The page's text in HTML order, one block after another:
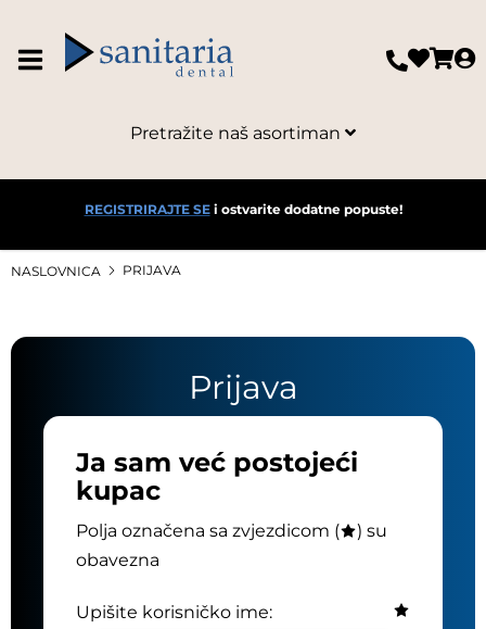
Pretražite naš asortiman
REGISTRIRAJTE SEi ostvarite dodatne popuste!
NASLOVNICA PRIJAVA
Prijava
Ja sam već postojeći
kupac
Polja označena sa zvjezdicom (
) su
obavezna
Upišite korisničko ime: